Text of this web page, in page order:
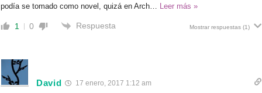
podía se tomado como novel, quizá en Arch… Leer más »
1 0 Respuesta Mostrar respuestas (1)
David 17 enero, 2017 1:12 am